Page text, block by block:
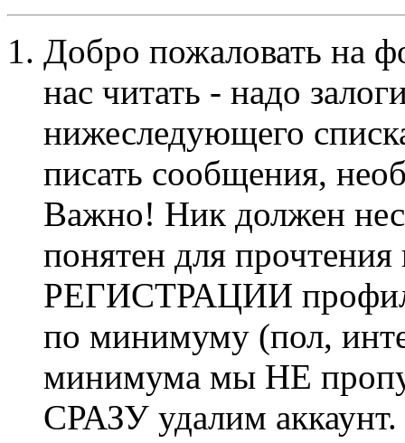
Добро пожаловать на
нас читать - надо
нижеследующего
писать сообщения,
Важно! Ник должен
понятен для
РЕГИСТРАЦИИ профиль
по минимуму (пол,
минимума мы НЕ
СРАЗУ удалим